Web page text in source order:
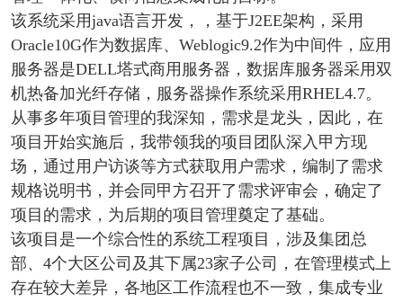
该系统采用java语言开发，，基于J2EE架构，采用
Oracle10G作为数据库、Weblogic9.2作为中间件，应用
服务器是DELL塔式商用服务器，数据库服务器采用双
机热备加光纤存储，服务器操作系统采用RHEL4.7。
从事多年项目管理的我深知，需求是龙头，因此，在
项目开始实施后，我带领我的项目团队深入甲方现
场，通过用户访谈等方式获取用户需求，编制了需求
规格说明书，并会同甲方召开了需求评审会，确定了
项目的需求，为后期的项目管理奠定了基础。
该项目是一个综合性的系统工程项目，涉及集团总
部、4个大区公司及其下属23家子公司，在管理模式上
存在较大差异，各地区工作流程也不一致，集成专业